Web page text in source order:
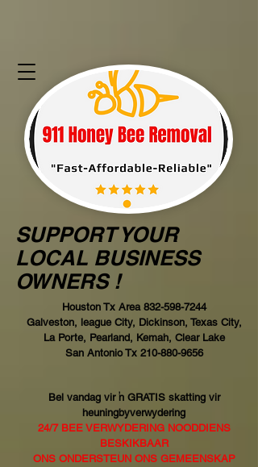
Houston Tx Area 832-598-7244
Galveston, league City, Dickinson, Texas City,
La Porte, Pearland, Kemah, Clear Lake
San Antonio Tx 210-880-9656
Bel vandag vir 'n GRATIS skatting vir
heuningbyverwydering
24/7 BEE VERWYDERING NOODDIENS
BESKIKBAAR
ONS ONDERSTEUN ONS GEMEENSKAP
SUPPORT YOUR
LOCAL BUSINESS
OWNERS !